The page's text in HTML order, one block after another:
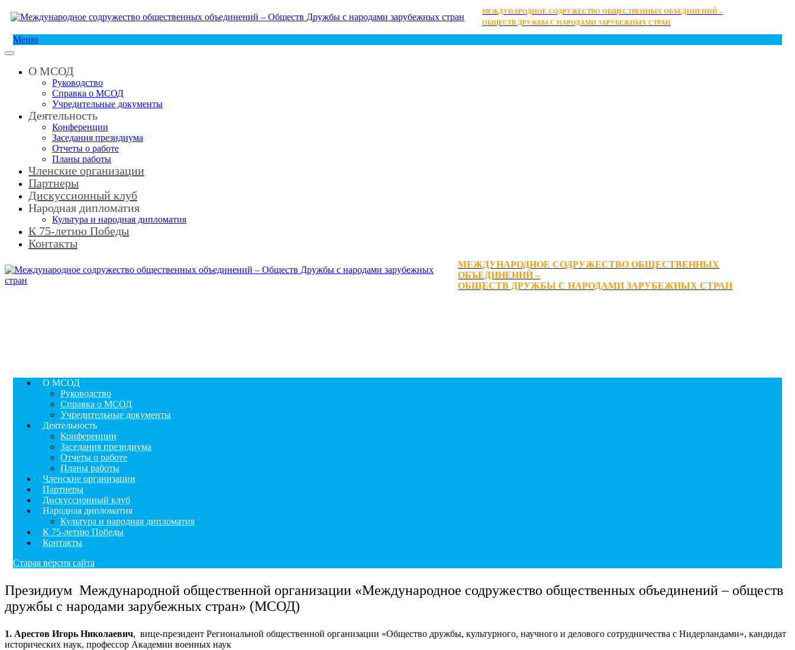
МЕЖДУНАРОДНОЕ СОДРУЖЕСТВО ОБЩЕСТВЕННЫХ ОБЪЕДИНЕНИЙ –
ОБЩЕСТВ ДРУЖБЫ С НАРОДАМИ ЗАРУБЕЖНЫХ СТРАН
Меню
О МСОД
Руководство
Справка о МСОД
Учредительные документы
Деятельность
Конференции
Заседания президиума
Отчеты о работе
Планы работы
Членские организации
Партнеры
Дискуссионный клуб
Народная дипломатия
Культура и народная дипломатия
К 75-летию Победы
Контакты
МЕЖДУНАРОДНОЕ СОДРУЖЕСТВО ОБЩЕСТВЕННЫХ
ОБЪЕДИНЕНИЙ –
ОБЩЕСТВ ДРУЖБЫ С НАРОДАМИ ЗАРУБЕЖНЫХ СТРАН
О МСОД
Руководство
Справка о МСОД
Учредительные документы
Деятельность
Конференции
Заседания президиума
Отчеты о работе
Планы работы
Членские организации
Партнеры
Дискуссионный клуб
Народная дипломатия
Культура и народная дипломатия
К 75-летию Победы
Контакты
Старая версия сайта
Президиум Международной общественной организации «Международное содружество общественных объединений – обществ
дружбы с народами зарубежных стран» (МСОД)
1. Арестов Игорь Николаевич, вице-президент Региональной общественной организации «Общество дружбы, культурного, научного и делового сотрудничества с Нидерландами», кандидат
исторических наук, профессор Академии военных наук